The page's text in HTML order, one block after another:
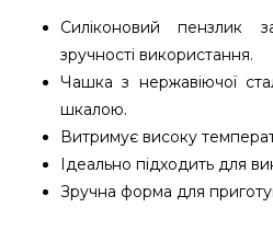
Силіконовий пензлик
зручності використання.
Чашка з нержавіючої
шкалою.
Витримує високу
Ідеально підходить для
Зручна форма для